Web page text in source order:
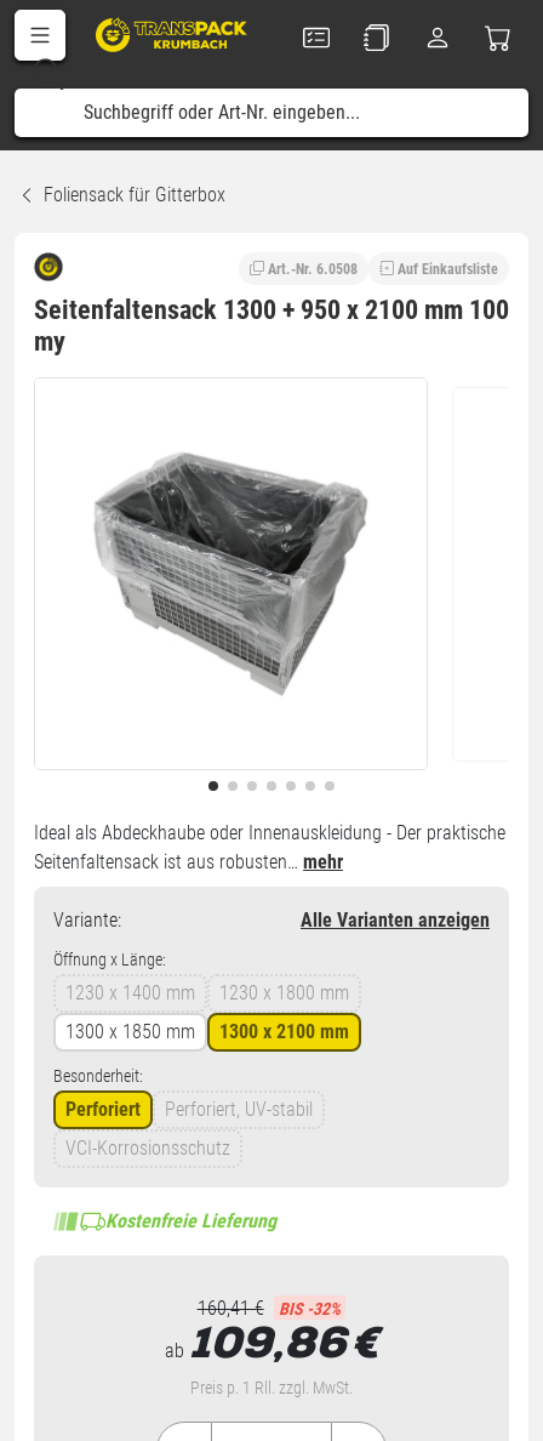
Foliensack für Gitterbox
Art.-Nr. 6.0508 Auf Einkaufsliste
Seitenfaltensack 1300 + 950 x 2100 mm 100
my
Ideal als Abdeckhaube oder Innenauskleidung - Der praktische
Seitenfaltensack ist aus robusten… mehr
Variante: Alle Varianten anzeigen
Öffnung x Länge:
1230 x 1400 mm
1230 x 1800 mm
1300 x 1850 mm
1300 x 2100 mm
Besonderheit:
Perforiert
Perforiert, UV-stabil
VCI-Korrosionsschutz
Kostenfreie Lieferung
160,41 € BIS -32%
ab 109,86€
Preis p. 1 Rll. zzgl. MwSt.